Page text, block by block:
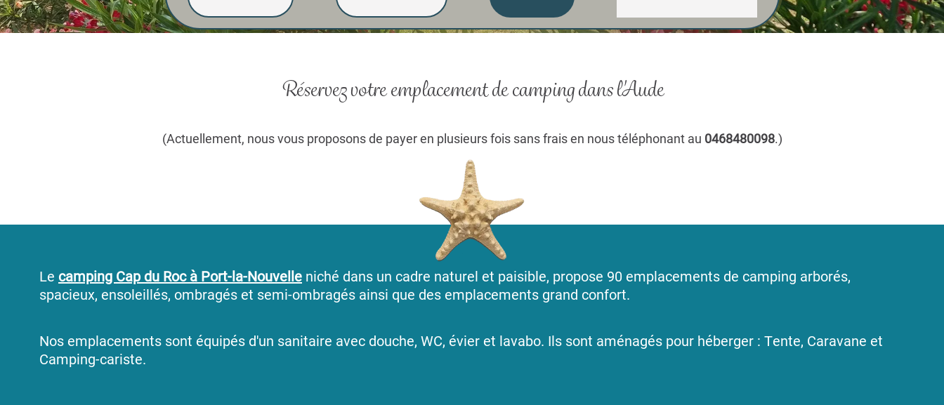
Réservez votre emplacement de camping dans l'Aude
(Actuellement, nous vous proposons de payer en plusieurs fois sans frais en nous téléphonant au 0468480098.)
Le camping Cap du Roc à Port-la-Nouvelle niché dans un cadre naturel et paisible, propose 90 emplacements de camping arborés,
spacieux, ensoleillés, ombragés et semi-ombragés ainsi que des emplacements grand confort.
Nos emplacements sont équipés d'un sanitaire avec douche, WC, évier et lavabo. Ils sont aménagés pour héberger : Tente, Caravane et
Camping-cariste.